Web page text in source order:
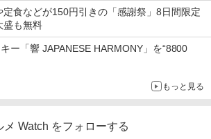
食などが150円引きの「感謝祭」8日間限定
も無料
ー「響 JAPANESE HARMONY」を“8800
もっと見る
メ Watch をフォローする